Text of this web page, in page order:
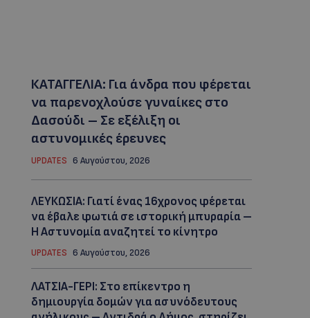
ΚΑΤΑΓΓΕΛΙΑ: Για άνδρα που φέρεται
να παρενοχλούσε γυναίκες στο
Δασούδι – Σε εξέλιξη οι
αστυνομικές έρευνες
UPDATES 6 Αυγούστου, 2026
ΛΕΥΚΩΣΙΑ: Γιατί ένας 16χρονος φέρεται
να έβαλε φωτιά σε ιστορική μπυραρία –
Η Αστυνομία αναζητεί το κίνητρο
UPDATES 6 Αυγούστου, 2026
ΛΑΤΣΙΑ-ΓΕΡΙ: Στο επίκεντρο η
δημιουργία δομών για ασυνόδευτους